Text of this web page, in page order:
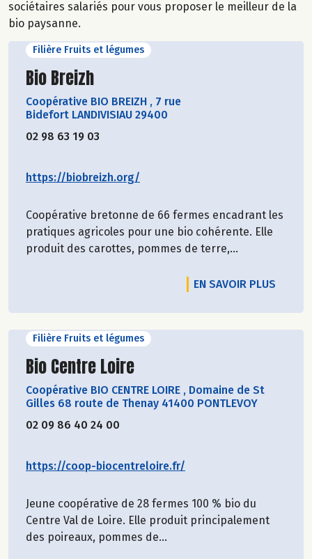
sociétaires salariés pour vous proposer le meilleur de la
bio paysanne.
Filière Fruits et légumes
Découvrir le producteur
Bio Breizh
Coopérative BIO BREIZH , 7 rue
Bidefort LANDIVISIAU 29400
02 98 63 19 03
https://biobreizh.org/
Coopérative bretonne de 66 fermes encadrant les
pratiques agricoles pour une bio cohérente. Elle
produit des carottes, pommes de terre,...
EN SAVOIR PLUS
Filière Fruits et légumes
Découvrir le producteur
Bio Centre Loire
Coopérative BIO CENTRE LOIRE , Domaine de St
Gilles 68 route de Thenay 41400 PONTLEVOY
02 09 86 40 24 00
https://coop-biocentreloire.fr/
Jeune coopérative de 28 fermes 100 % bio du
Centre Val de Loire. Elle produit principalement
des poireaux, pommes de...